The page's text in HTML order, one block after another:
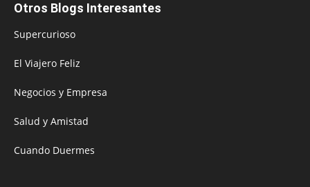
Otros Blogs Interesantes
Supercurioso
El Viajero Feliz
Negocios y Empresa
Salud y Amistad
Cuando Duermes